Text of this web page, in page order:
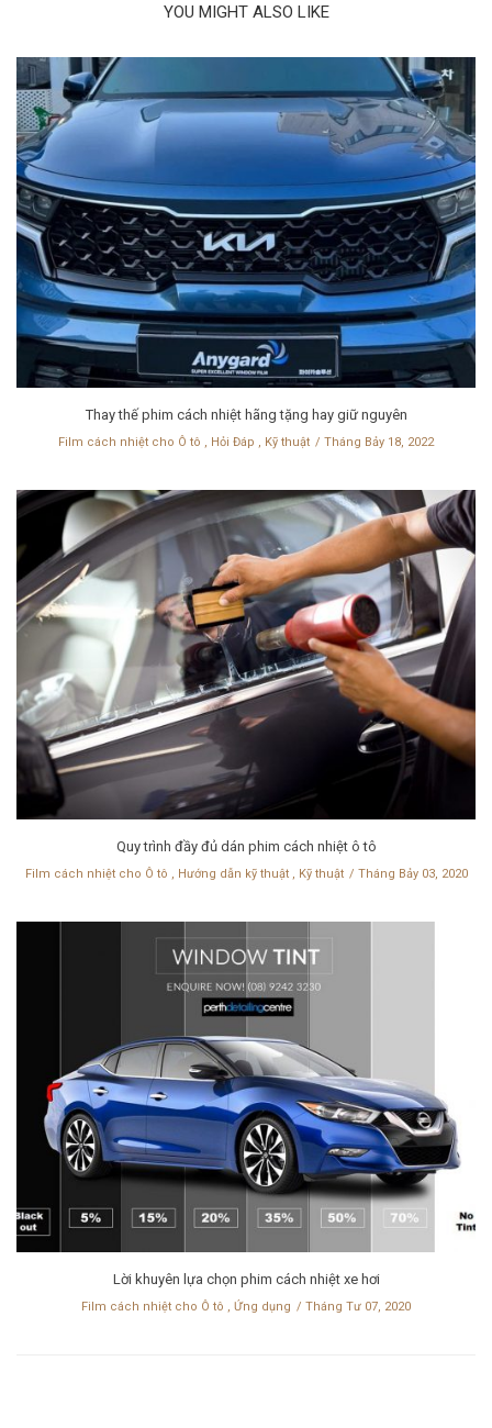
YOU MIGHT ALSO LIKE
Thay thế phim cách nhiệt hãng tặng hay giữ nguyên
Film cách nhiệt cho Ô tô Hỏi Đáp Kỹ thuật Tháng Bảy 18, 2022
Quy trình đầy đủ dán phim cách nhiệt ô tô
Film cách nhiệt cho Ô tô , Hướng dẫn kỹ thuật, Kỹ thuật Tháng Bảy 03, 2020
Lời khuyên lựa chọn phim cách nhiệt xe hơi
Film cách nhiệt cho Ô tô , Ứng dụng Tháng Tư 07, 2020